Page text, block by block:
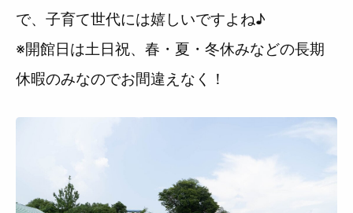
で、子育て世代には嬉しいですよね♪
※開館日は土日祝、春・夏・冬休みなどの長期
休暇のみなのでお間違えなく！